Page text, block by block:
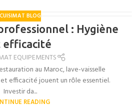
CUISIMAT BLOG
: Hygiène
efficacité
EQUIPEMENTS
au Maroc, lave-vaisselle
efficacité jouent un rôle essentiel.
Investir da...
READING